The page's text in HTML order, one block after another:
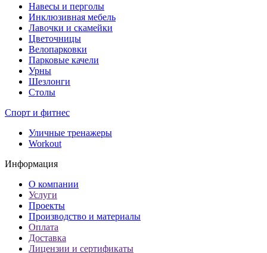
Навесы и перголы
Инклюзивная мебель
Лавочки и скамейки
Цветочницы
Велопарковки
Парковые качели
Урны
Шезлонги
Столы
Спорт и фитнес
Уличные тренажеры
Workout
Информация
О компании
Услуги
Проекты
Производство и материалы
Оплата
Доставка
Лицензии и сертификаты